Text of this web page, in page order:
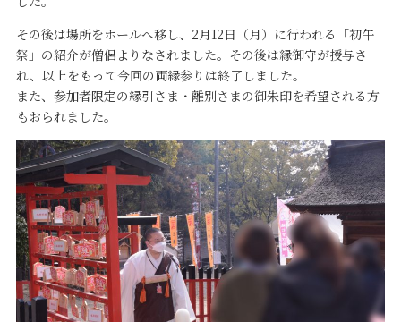
その後は場所をホールへ移し、2月12日（月）に行われる「初午
祭」の紹介が僧侶よりなされました。その後は縁御守が授与さ
れ、以上をもって今回の両縁参りは終了しました。
また、参加者限定の縁引さま・離別さまの御朱印を希望される方
もおられました。